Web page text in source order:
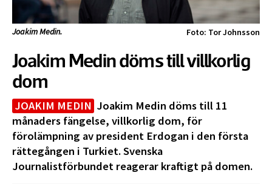
Joakim Medin. Foto: Tor Johnsson
Joakim Medin döms till villkorlig
dom
JOAKIM MEDIN Joakim Medin döms till 11
månaders fängelse, villkorlig dom, för
förolämpning av president Erdogan i den första
rättegången i Turkiet. Svenska
Journalistförbundet reagerar kraftigt på domen.